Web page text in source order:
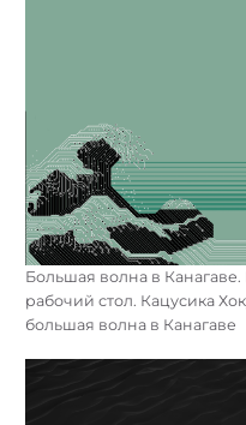
Большая волна в
рабочий стол. Кацусика
большая волна в Канагаве